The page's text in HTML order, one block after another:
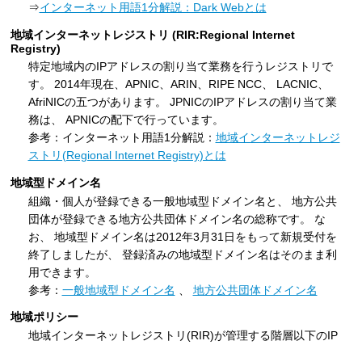
⇒インターネット用語1分解説：Dark Webとは
地域インターネットレジストリ (RIR:Regional Internet
Registry)
特定地域内のIPアドレスの割り当て業務を行うレジストリで
す。 2014年現在、APNIC、ARIN、RIPE NCC、 LACNIC、
AfriNICの五つがあります。 JPNICのIPアドレスの割り当て業
務は、 APNICの配下で行っています。
参考：インターネット用語1分解説： 地域インターネットレジ
ストリ(Regional Internet Registry)とは
地域型ドメイン名
組織・個人が登録できる一般地域型ドメイン名と、 地方公共
団体が登録できる地方公共団体ドメイン名の総称です。 な
お、 地域型ドメイン名は2012年3月31日をもって新規受付を
終了しましたが、 登録済みの地域型ドメイン名はそのまま利
用できます。
参考： 一般地域型ドメイン名 地方公共団体ドメイン名
地域ポリシー
地域インターネットレジストリ(RIR)が管理する階層以下のIP